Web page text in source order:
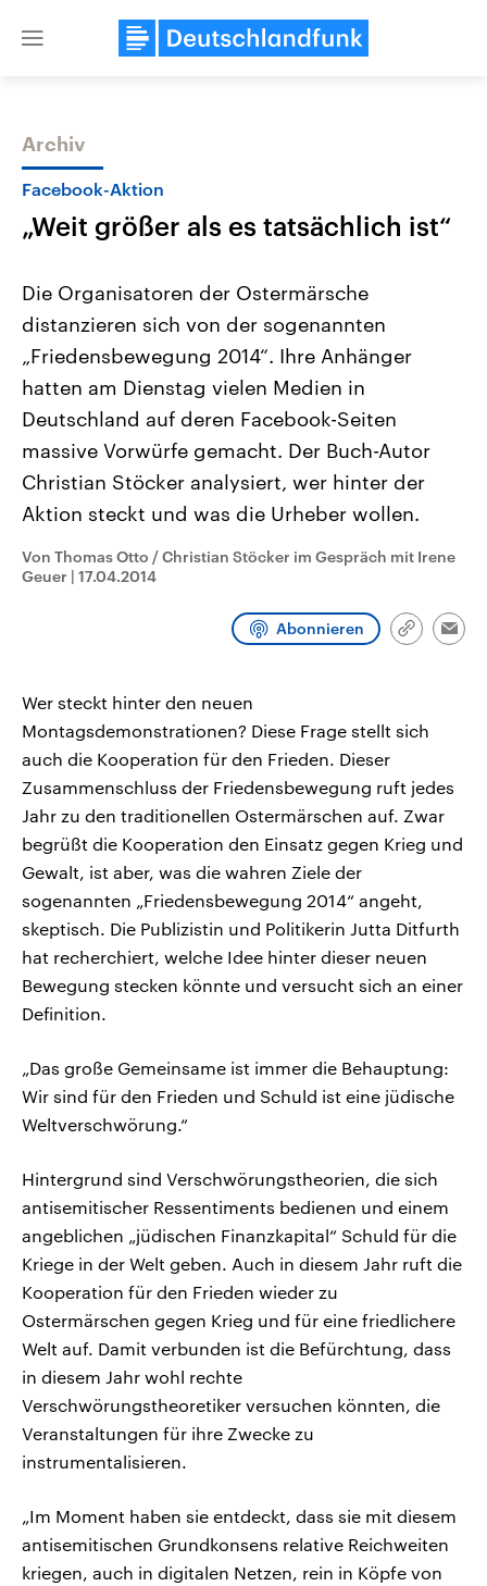
Close
Themen
USA
Aktuelle Beiträge, Analysen und
Hintergründe
Wirtschaftlich und militärisch
gehören die Vereinigten Staaten zu
den mächtigsten Ländern der Erde,
mit großem Einfluss auf das
Nahostkonflikt
Aktuelle Lage und
Der Überfall der
Terrororganisation Hamas
Oktober 2023 auf Israel
Israel möchte die Hamas
Libanon vom Iran
Sendungen Programm Podcasts
Archiv
Facebook-Aktion
„Weit größer als es tatsächlich ist“
Die Organisatoren der Ostermärsche
distanzieren sich von der sogenannten
„Friedensbewegung 2014“. Ihre Anhänger
hatten am Dienstag vielen Medien in
Deutschland auf deren Facebook-Seiten
massive Vorwürfe gemacht. Der Buch-Autor
Christian Stöcker analysiert, wer hinter der
Aktion steckt und was die Urheber wollen.
Von Thomas Otto / Christian Stöcker im Gespräch mit Irene
Geuer | 17.04.2014
Abonnieren
Link
Wer steckt hinter den neuen
Montagsdemonstrationen? Diese Frage stellt sich
auch die Kooperation für den Frieden. Dieser
Zusammenschluss der Friedensbewegung ruft jedes
Jahr zu den traditionellen Ostermärschen auf. Zwar
begrüßt die Kooperation den Einsatz gegen Krieg und
Gewalt, ist aber, was die wahren Ziele der
sogenannten „Friedensbewegung 2014“ angeht,
skeptisch. Die Publizistin und Politikerin Jutta Ditfurth
hat recherchiert, welche Idee hinter dieser neuen
Bewegung stecken könnte und versucht sich an einer
Definition.
„Das große Gemeinsame ist immer die Behauptung:
Wir sind für den Frieden und Schuld ist eine jüdische
Weltverschwörung.“
Hintergrund sind Verschwörungstheorien, die sich
antisemitischer Ressentiments bedienen und einem
angeblichen „jüdischen Finanzkapital“ Schuld für die
Kriege in der Welt geben. Auch in diesem Jahr ruft die
Kooperation für den Frieden wieder zu
Ostermärschen gegen Krieg und für eine friedlichere
Welt auf. Damit verbunden ist die Befürchtung, dass
in diesem Jahr wohl rechte
Verschwörungstheoretiker versuchen könnten, die
Veranstaltungen für ihre Zwecke zu
instrumentalisieren.
„Im Moment haben sie entdeckt, dass sie mit diesem
antisemitischen Grundkonsens relative Reichweiten
kriegen, auch in digitalen Netzen, rein in Köpfe von